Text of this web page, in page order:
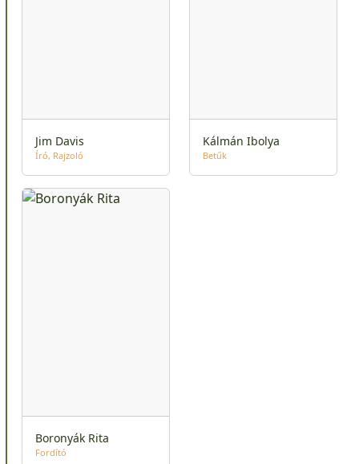
Jim Davis
Író Rajzoló
Kálmán Ibolya
Betűk
Boronyák Rita
Fordító